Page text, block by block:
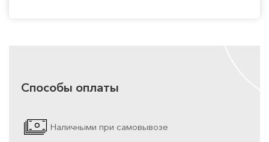
Способы оплаты
Наличными при самовывозе